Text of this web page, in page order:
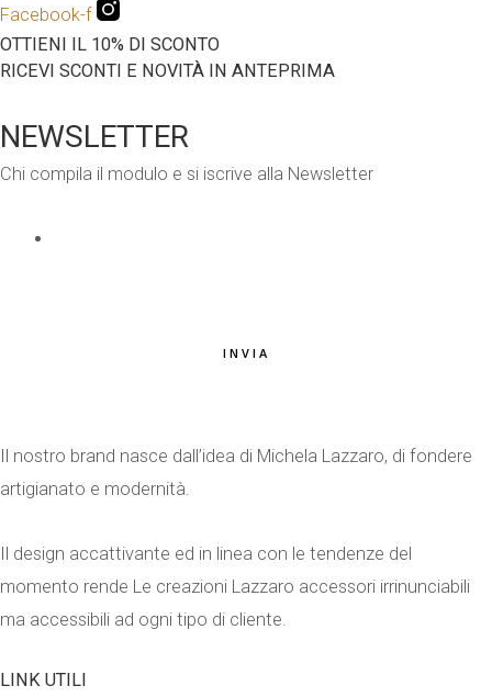
Facebook-f
OTTIENI IL 10% DI SCONTO
RICEVI SCONTI E NOVITÀ IN ANTEPRIMA
NEWSLETTER
Chi compila il modulo e si iscrive alla Newsletter
INVIA
Il nostro brand nasce dall’idea di Michela Lazzaro, di fondere
artigianato e modernità.
Il design accattivante ed in linea con le tendenze del
momento rende Le creazioni Lazzaro accessori irrinunciabili
ma accessibili ad ogni tipo di cliente.
LINK UTILI